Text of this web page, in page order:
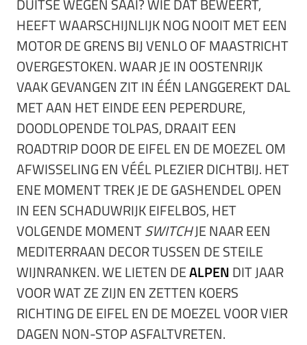
HEEFT WAARSCHIJNLIJK NOG NOOIT MET EEN
MOTOR DE GRENS BIJ VENLO OF MAASTRICHT
OVERGESTOKEN. WAAR JE IN OOSTENRIJK
VAAK GEVANGEN ZIT IN ÉÉN LANGGEREKT DAL
MET AAN HET EINDE EEN PEPERDURE,
DOODLOPENDE TOLPAS, DRAAIT EEN
ROADTRIP DOOR DE EIFEL EN DE MOEZEL OM
AFWISSELING EN VÉÉL PLEZIER DICHTBIJ. HET
ENE MOMENT TREK JE DE GASHENDEL OPEN
IN EEN SCHADUWRIJK EIFELBOS, HET
VOLGENDE MOMENTSWITCHJE NAAR EEN
MEDITERRAAN DECOR TUSSEN DE STEILE
WIJNRANKEN. WE LIETEN DEALPENDIT JAAR
VOOR WAT ZE ZIJN EN ZETTEN KOERS
RICHTING DE EIFEL EN DE MOEZEL VOOR VIER
DAGEN NON-STOP ASFALTVRETEN.